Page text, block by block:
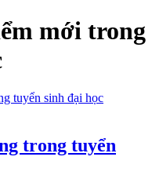
mới trong
trong tuyển